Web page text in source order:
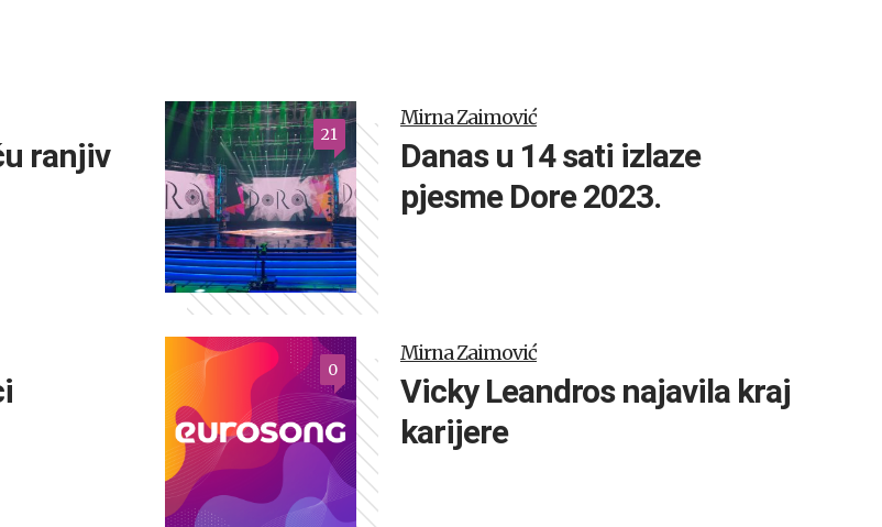
ranjiv
21
Mirna Zaimović
Danas u 14 sati izlaze
pjesme Dore 2023.
0
Mirna Zaimović
Vicky Leandros najavila kraj
karijere